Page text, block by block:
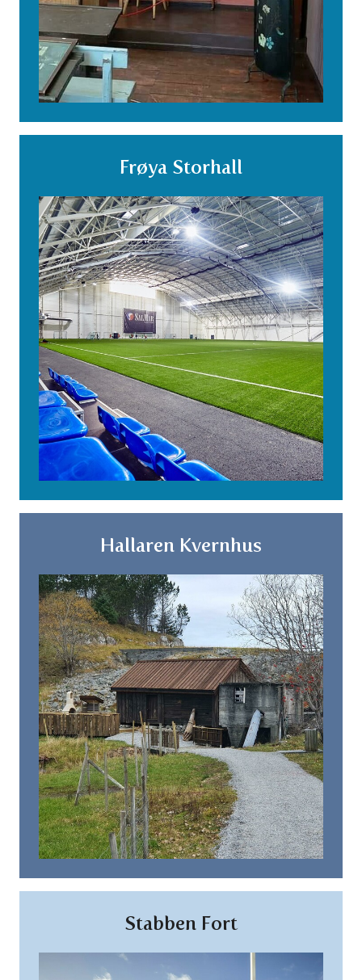
Frøya Storhall
Hallaren Kvernhus
Stabben Fort